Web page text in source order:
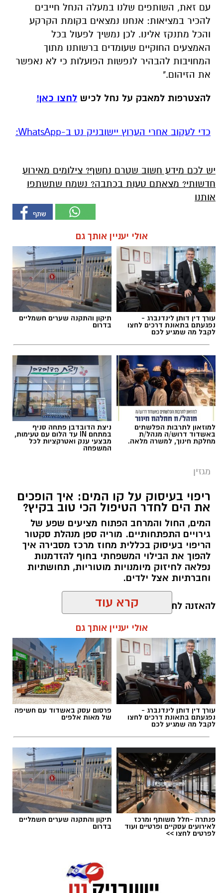
עם זאת, השותפים שלנו במעלה הנחל חייבים
להכיר במציאות: אנחנו נמצאים בקומת הקרקע
והכל מתנקז אלינו. לכן נמשיך לפעול בכל
האמצעים החוקיים שעומדים ברשותנו מתוך
המחויבות להבהיר לנפשות הפועלות כי לא נאפשר
את הזיהום."
להצטרפות למאבק על נחל לכיש לחצו כאן!
‏כדי לעקוב אחרי הערוץ יישובניק נט ב-WhatsApp:‏‏‏
יש לכם מידע חשוב שטרם נחשף? צילומים מאירוע
חדשותי? מצאתם טעות בכתבה? נשמח שתשתפו
אותנו
אולי יעניין אותך גם
עורך דין דותן לינדנברג -
נפגעתם בתאונת דרכים לחצו
לקבל מה שמגיע לכם
תיקון והתקנה שערים חשמליים
בדרום
למוזאון לתרבות הפלשתים
באשדוד דרוש/ה מנהל/ת
מחלקת חינוך, למשרה מלאה.
ניצת הדובדבן פתחה סניף
במתחם IN עד הלום עם טעימות,
מבצעי ענק ואטרקציות לכל
המשפחה
מגזין
ריפוי בעיסוק על קו המים: איך הופכים
את הים לחדר הטיפול הכי טוב בקיץ?
המים, החול והמרחב הפתוח מציעים שפע של
גירויים התפתחותיים. מוריה ספן מנהלת סקטור
הריפוי בעיסוק בכללית מחוז מרכז מסבירה איך
להפוך את הבילוי המשפחתי בחוף להזדמנות
נפלאה לחיזוק מיומנויות מוטוריות, תחושתיות
וחברתיות אצל ילדים.
להאזנה לתוכן:
אלדה נתנאל / 10:26 26.07.26
תגים:ריפוי בעיסוק על קו המים
קרא עוד
אולי יעניין אותך גם
עורך דין דותן לינדנברג -
נפגעתם בתאונת דרכים לחצו
לקבל מה שמגיע לכם
פרסום עסק באשדוד עם חשיפה
של מאות אלפים
פנתרה -חלל משותף ומרכז
לאירועים עסקיים ופרטיים ועוד
לפרטים לחצו >>
תיקון והתקנה שערים חשמליים
בדרום